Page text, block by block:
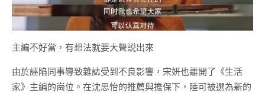
主編不好當，有想法就要大聲説出來
由於誣陷同事導致雜誌受到不良影響，宋妍也離開了《生活
家》主編的崗位。在沈思怡的推薦與擔保下，陸可被選為新的